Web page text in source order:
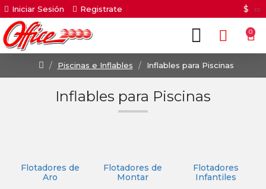
Iniciar Sesión Registrate $
0
Piscinas e Inflables Inflables para Piscinas
Inflables para Piscinas
Flotadores de
Aro
Flotadores de
Montar
Flotadores
Infantiles